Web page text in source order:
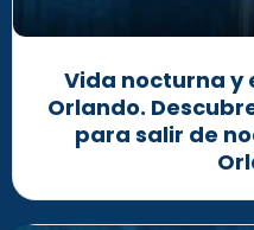
Vida nocturna y
Orlando.
para salir de